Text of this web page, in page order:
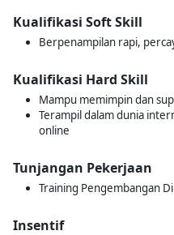
Kualifikasi Soft Skill
Berpenampilan rapi,
Kualifikasi Hard Skill
Mampu memimpin dan
Terampil dalam dunia
online
Tunjangan Pekerjaan
Training Pengembangan
Insentif